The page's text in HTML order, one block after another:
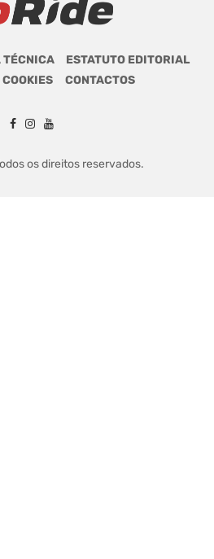
TÉCNICA
ESTATUTO EDITORIAL
CONTACTOS
os direitos reservados.